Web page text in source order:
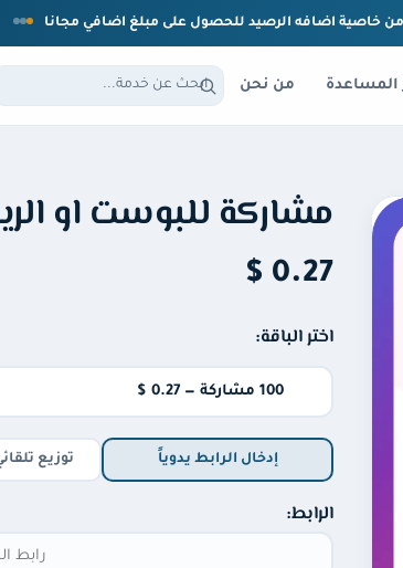
خاصية اضافه الرصيد للحصول على مبلغ اضافي مجانا
المساعدة من نحن
مشاركة للبوست او
0.27 $
اختر الباقة:
إدخال الرابط يدوياً توزيع
الرابط: